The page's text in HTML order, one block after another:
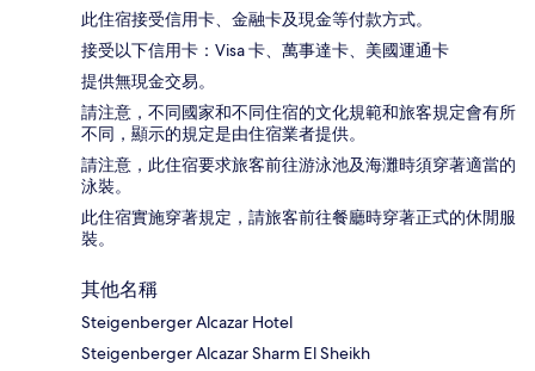
此住宿接受信用卡、金融卡及現金等付款方式。
接受以下信用卡：Visa 卡、萬事達卡、美國運通卡
提供無現金交易。
請注意，不同國家和不同住宿的文化規範和旅客規定會有所
不同，顯示的規定是由住宿業者提供。
請注意，此住宿要求旅客前往游泳池及海灘時須穿著適當的
泳裝。
此住宿實施穿著規定，請旅客前往餐廳時穿著正式的休閒服
裝。
其他名稱
Steigenberger Alcazar Hotel
Steigenberger Alcazar Sharm El Sheikh